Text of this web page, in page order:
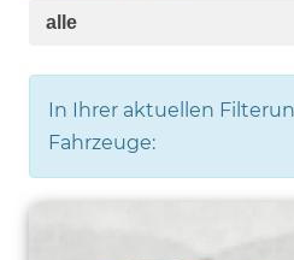
In Ihrer aktuellen
Fahrzeuge: